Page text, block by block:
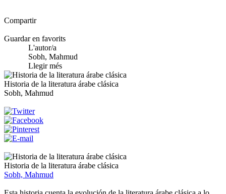
Compartir
Guardar en favorits
L'autor/a
Sobh, Mahmud
Llegir més
Historia de la literatura árabe clásica
Sobh, Mahmud
Historia de la literatura árabe clásica
Sobh, Mahmud